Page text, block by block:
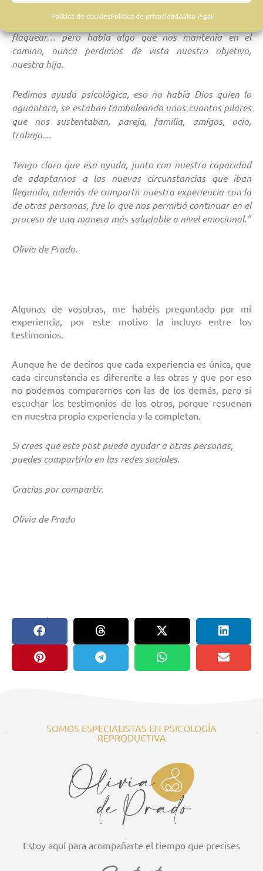
Política de cookiesPolítica de privacidadAviso legal
Nuestras fuerzas hacía tiempo que habían empezado a
flaquear… pero había algo que nos mantenía en el
camino, nunca perdimos de vista nuestro objetivo,
nuestra hija.
Pedimos ayuda psicológica, eso no había Dios quien lo
aguantara, se estaban tambaleando unos cuantos pilares
que nos sustentaban, pareja, familia, amigos, ocio,
trabajo…
Tengo claro que esa ayuda, junto con nuestra capacidad
de adaptarnos a las nuevas circunstancias que iban
llegando, además de compartir nuestra experiencia con la
de otras personas, fue lo que nos permitió continuar en el
proceso de una manera más saludable a nivel emocional.”
Olivia de Prado.
Algunas de vosotras, me habéis preguntado por mi
experiencia, por este motivo la incluyo entre los
testimonios.
Aunque he de deciros que cada experiencia es única, que
cada circunstancia es diferente a las otras y que por eso
no podemos compararnos con las de los demás, pero sí
escuchar los testimonios de los otros, porque resuenan
en nuestra propia experiencia y la completan.
Si crees que este post puede ayudar a otras personas,
puedes compartirlo en las redes sociales.
Gracias por compartir.
Olivia de Prado
compartir en:
SOMOS ESPECIALISTAS EN PSICOLOGÍA
REPRODUCTIVA
Estoy aquí para acompañarte el tiempo que precises